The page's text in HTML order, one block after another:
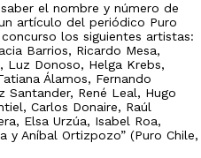
el nombre y número de
artículo del periódico Puro
los siguientes artistas:
Barrios, Ricardo Mesa,
Luz Donoso, Helga Krebs,
Álamos, Fernando
Santander, René Leal, Hugo
Carlos Donaire, Raúl
Elsa Urzúa, Isabel Roa,
y Aníbal Ortizpozo” (Puro Chile,